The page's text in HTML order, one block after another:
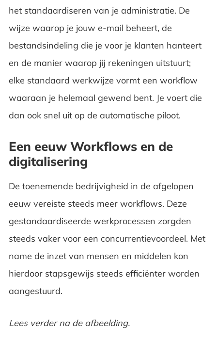
het standaardiseren van je administratie. De
wijze waarop je jouw e-mail beheert, de
bestandsindeling die je voor je klanten hanteert
en de manier waarop jij rekeningen uitstuurt;
elke standaard werkwijze vormt een workflow
waaraan je helemaal gewend bent. Je voert die
dan ook snel uit op de automatische piloot.
Een eeuw Workflows en de
digitalisering
De toenemende bedrijvigheid in de afgelopen
eeuw vereiste steeds meer workflows. Deze
gestandaardiseerde werkprocessen zorgden
steeds vaker voor een concurrentievoordeel. Met
name de inzet van mensen en middelen kon
hierdoor stapsgewijs steeds efficiënter worden
aangestuurd.
Lees verder na de afbeelding.